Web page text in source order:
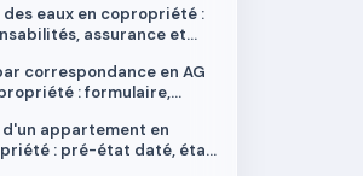
des eaux en copropriété :
assurance et
correspondance en AG
: formulaire,
d'un appartement en
: pré-état daté, état